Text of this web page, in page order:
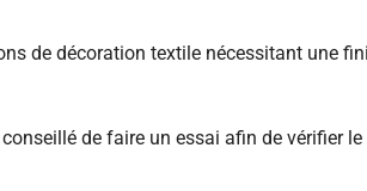
de décoration textile nécessitant une
de faire un essai afin de vérifier